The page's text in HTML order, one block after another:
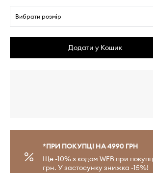
Вибрати розмір
Додати у Кошик
*ПРИ ПОКУПЦІ НА 4990 ГРН
Ще -10% з кодом WEB при
грн. У застосунку знижка -15%!